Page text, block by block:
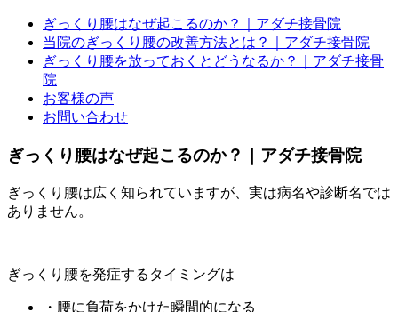
ぎっくり腰はなぜ起こるのか？｜アダチ接骨院
当院のぎっくり腰の改善方法とは？｜アダチ接骨院
ぎっくり腰を放っておくとどうなるか？｜アダチ接骨
院
お客様の声
お問い合わせ
ぎっくり腰はなぜ起こるのか？｜アダチ接骨院
ぎっくり腰は広く知られていますが、実は病名や診断名では
ありません。
ぎっくり腰を発症するタイミングは
・腰に負荷をかけた瞬間的になる